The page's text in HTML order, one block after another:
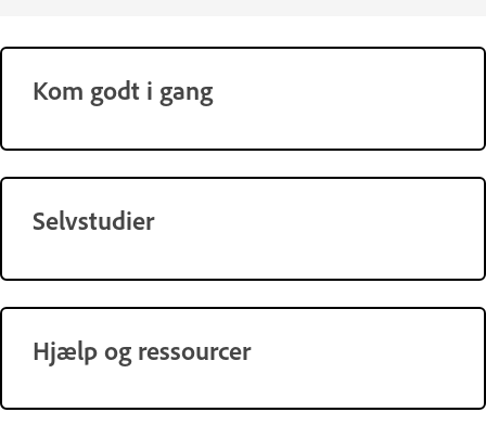
Kom godt i gang
Selvstudier
Hjælp og ressourcer